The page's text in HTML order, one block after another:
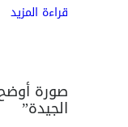
قراءة المزيد
صورة
الجيدة”